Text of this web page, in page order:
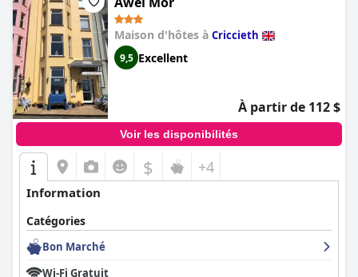
Maison d'hôtes à Criccieth
9,5 Excellent
À partir de 112 $
Voir les disponibilités
$ +4
Information
Catégories
Bon Marché
Wi-Fi Gratuit